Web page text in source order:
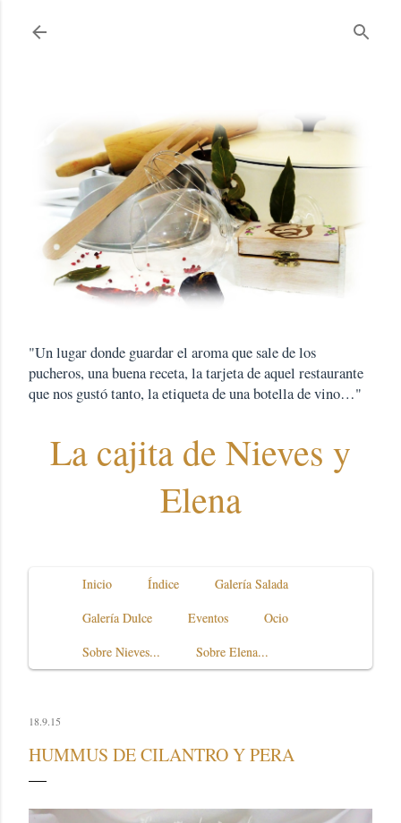
"Un lugar donde guardar el aroma que sale de los
pucheros, una buena receta, la tarjeta de aquel restaurante
que nos gustó tanto, la etiqueta de una botella de vino…"
La cajita de Nieves y
Elena
Inicio Índice
Galería Salada
Galería Dulce
Eventos
Ocio
Sobre Nieves...
Sobre Elena...
18.9.15
HUMMUS DE CILANTRO Y PERA